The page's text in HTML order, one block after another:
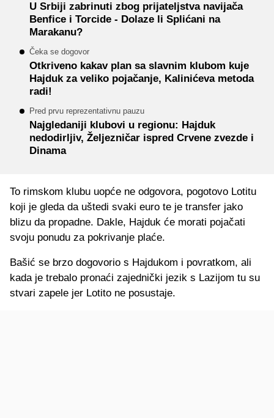
U Srbiji zabrinuti zbog prijateljstva navijača
Benfice i Torcide - Dolaze li Splićani na
Marakanu?
Čeka se dogovor
Otkriveno kakav plan sa slavnim klubom kuje
Hajduk za veliko pojačanje, Kalinićeva metoda
radi!
Pred prvu reprezentativnu pauzu
Najgledaniji klubovi u regionu: Hajduk
nedodirljiv, Željezničar ispred Crvene zvezde i
Dinama
To rimskom klubu uopće ne odgovora, pogotovo Lotitu
koji je gleda da uštedi svaki euro te je transfer jako
blizu da propadne. Dakle, Hajduk će morati pojačati
svoju ponudu za pokrivanje plaće.
Bašić se brzo dogovorio s Hajdukom i povratkom, ali
kada je trebalo pronaći zajednički jezik s Lazijom tu su
stvari zapele jer Lotito ne posustaje.